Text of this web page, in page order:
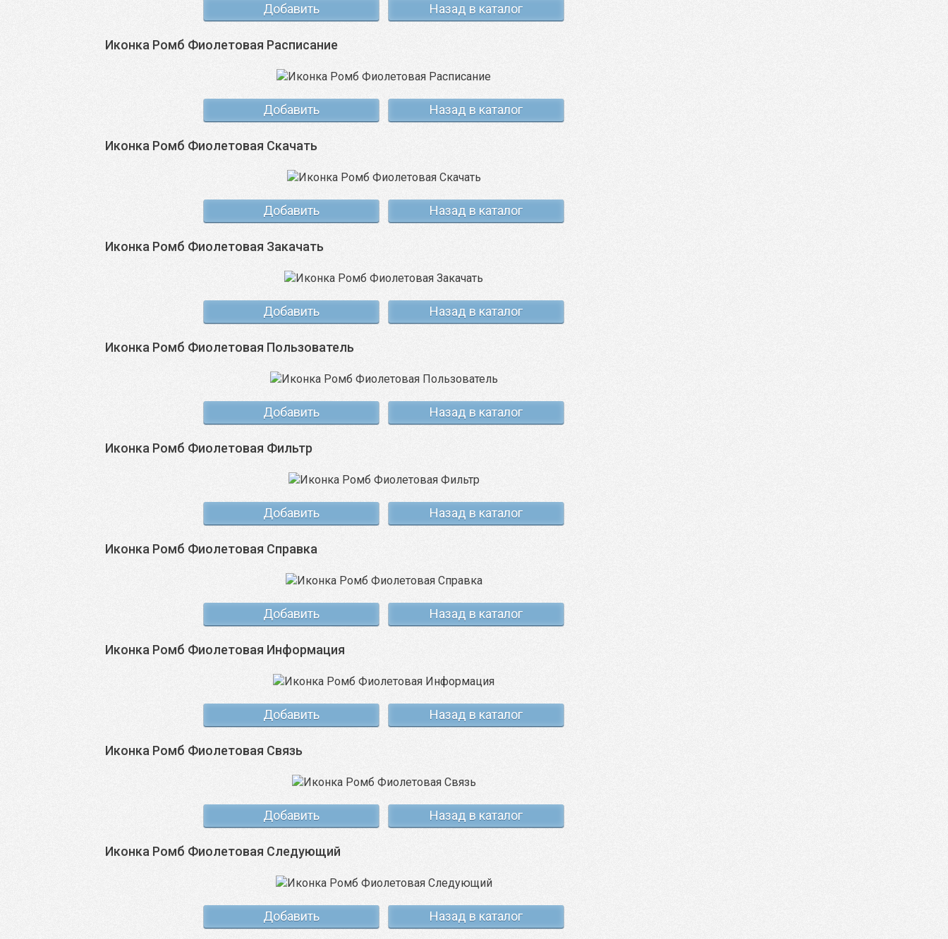
Добавить Назад в каталог
Иконка Ромб Фиолетовая Расписание
Добавить Назад в каталог
Иконка Ромб Фиолетовая Скачать
Добавить Назад в каталог
Иконка Ромб Фиолетовая Закачать
Добавить Назад в каталог
Иконка Ромб Фиолетовая Пользователь
Добавить Назад в каталог
Иконка Ромб Фиолетовая Фильтр
Добавить Назад в каталог
Иконка Ромб Фиолетовая Справка
Добавить Назад в каталог
Иконка Ромб Фиолетовая Информация
Добавить Назад в каталог
Иконка Ромб Фиолетовая Связь
Добавить Назад в каталог
Иконка Ромб Фиолетовая Следующий
Добавить Назад в каталог